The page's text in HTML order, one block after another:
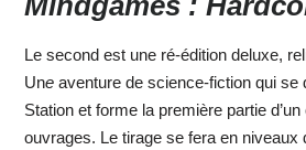
Le second est une ré-édition deluxe,
Uneaventure de science-fiction qui se
Station et forme la première partie
ouvrages. Le tirage se fera en niveaux